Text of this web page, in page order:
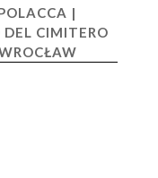
|
DEL CIMITERO